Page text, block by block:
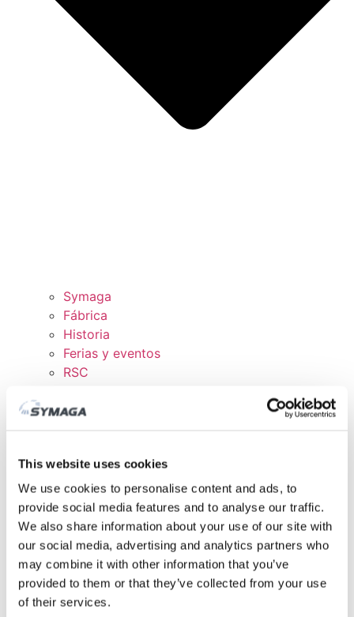
This website uses cookies
We use cookies to personalise content and ads, to
provide social media features and to analyse our traffic.
We also share information about your use of our site with
our social media, advertising and analytics partners who
may combine it with other information that you’ve
provided to them or that they’ve collected from your use
of their services.
Symaga
Fábrica
Historia
Ferias y eventos
RSC
Certificados y políticas